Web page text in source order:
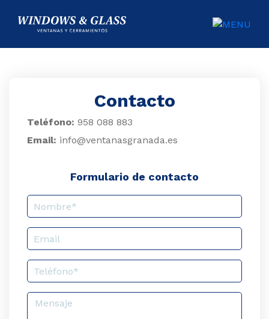
Contacto
Teléfono: 958 088 883
Email: info@ventanasgranada.es
Formulario de contacto